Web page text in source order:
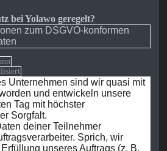
bei Yolawo geregelt?
zum DSGVO-konformen
Unternehmen sind wir quasi mit
und entwickeln unsere
Tag mit höchster
Sorgfalt.
deiner Teilnehmer
Sprich, wir
unseres Auftrags (z. B.